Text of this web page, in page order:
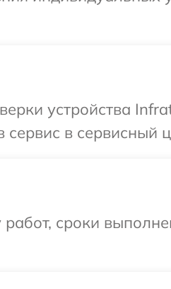
устройства
в сервисный
сроки